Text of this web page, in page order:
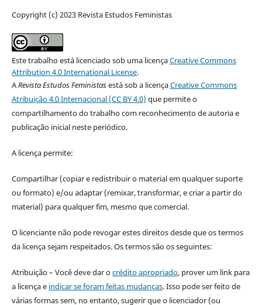
Copyright (c) 2023 Revista Estudos Feministas
Este trabalho está licenciado sob uma licençaCreative Commons
Attribution 4.0 International License.
ARevista Estudos Feministasestá sob a licençaCreative Commons
Atribuição 4.0 Internacional (CC BY 4.0) que permite o
compartilhamento do trabalho com reconhecimento de autoria e
publicação inicial neste periódico.
A licença permite:
Compartilhar (copiar e redistribuir o material em qualquer suporte
ou formato) e/ou adaptar (remixar, transformar, e criar a partir do
material) para qualquer fim, mesmo que comercial.
O licenciante não pode revogar estes direitos desde que os termos
da licença sejam respeitados. Os termos são os seguintes:
Atribuição – Você deve dar ocrédito apropriado, prover um link para
a licença e indicar se foram feitas mudanças. Isso pode ser feito de
várias formas sem, no entanto, sugerir que o licenciador (ou